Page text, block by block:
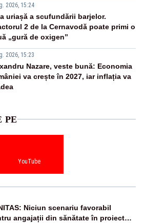
2026, 15:24
uriașă a scufundării barjelor.
2 de la Cernavodă poate primi o
„gură de oxigen”
2026, 15:23
Nazare, veste bună: Economia
va crește în 2027, iar inflația va
PE
YouTube
Niciun scenariu favorabil
angajații din sănătate în proiectul